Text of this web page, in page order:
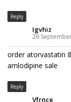
Reply
Igvhiz
26
order atorvastatin
amlodipine sale
Reply
Vfrnce